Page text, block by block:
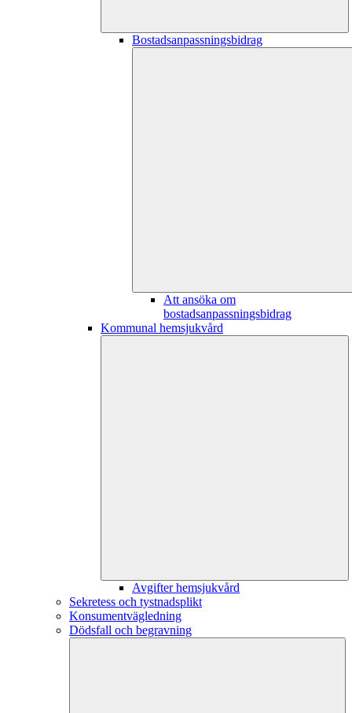
Bostadsanpassningsbidrag
Att ansöka om
bostadsanpassningsbidrag
Kommunal hemsjukvård
Avgifter hemsjukvård
Sekretess och tystnadsplikt
Konsumentvägledning
Dödsfall och begravning